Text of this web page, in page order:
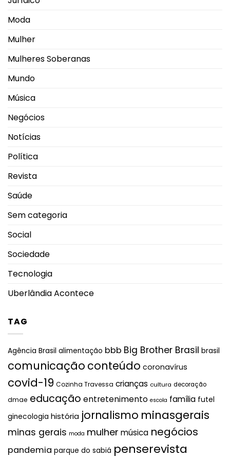
Moda
Mulher
Mulheres Soberanas
Mundo
Música
Negócios
Notícias
Política
Revista
Saúde
Sem categoria
Social
Sociedade
Tecnologia
Uberlândia Acontece
TAG
Agência Brasil alimentação bbb Big Brother Brasil brasil
comunicação conteúdo coronavírus
covid-19 Cozinha Travessa crianças cultura decoração
dmae educação entretenimento escola família futel
ginecologia história jornalismo minasgerais
minas gerais moda mulher música negócios
pandemia parque do sabiá penserevista